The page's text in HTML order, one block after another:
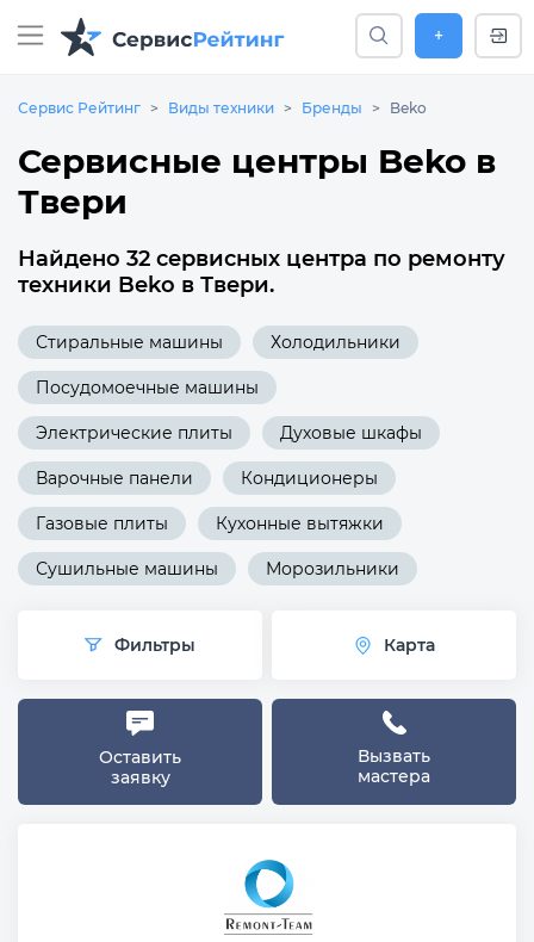
+
Сервис Рейтинг Виды техники Бренды Beko
Сервисные центры Beko в
Твери
Найдено 32 сервисных центра по ремонту
техники Beko в Твери.
Стиральные машины Холодильники
Посудомоечные машины
Электрические плиты Духовые шкафы
Варочные панели Кондиционеры
Газовые плиты Кухонные вытяжки
Сушильные машины Морозильники
Фильтры Карта
Оставить
заявку
Вызвать
мастера